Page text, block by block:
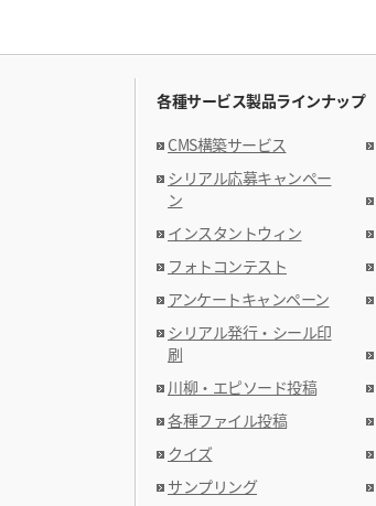
各種サービス製品ラインナップ
CMS構築サービス
シリアル応募キャンペー
ン
インスタントウィン
フォトコンテスト
アンケートキャンペーン
シリアル発行・シール印
刷
川柳・エピソード投稿
各種ファイル投稿
クイズ
サンプリング